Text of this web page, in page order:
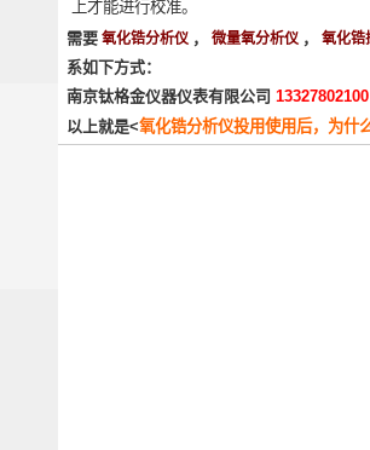
上才能进行校准。
需要 氧化锆分析仪 ， 微量氧分析仪 ， 氧化锆
系如下方式：
南京钛格金仪器仪表有限公司
以上就是<氧化锆分析仪投用使用后，为什